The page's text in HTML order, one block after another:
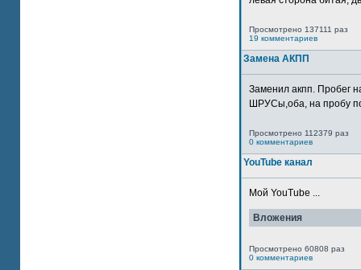
Просмотрено 137111 раз
19 комментариев
Замена АКПП
Заменил акпп. Пробег
ШРУСы,оба, на пробу
Просмотрено 112379 раз
0 комментариев
YouTube канал
Мой YouTube ...
Вложения
Просмотрено 60808 раз
0 комментариев